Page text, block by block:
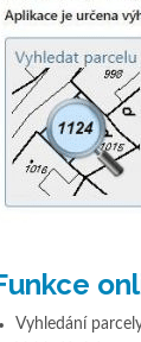
Vyhledání